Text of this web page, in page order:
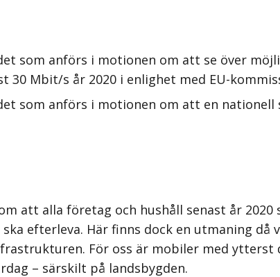
som anförs i motionen om att se över
30 Mbit/s år 2020 i enlighet med EU-
som anförs i motionen om att en
att alla företag och hushåll senast år
efterleva. Här finns dock en utmaning
För oss är mobiler med
– särskilt på landsbygden.